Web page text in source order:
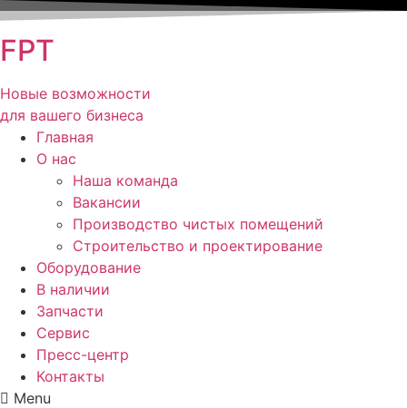
FPT
Новые возможности
для вашего бизнеса
Главная
О нас
Наша команда
Вакансии
Производство чистых помещений
Строительство и проектирование
Оборудование
В наличии
Запчасти
Сервис
Пресс-центр
Контакты
Menu